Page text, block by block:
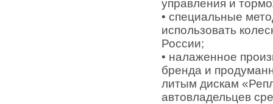
управления и
• специальные
использовать
России;
• налаженное
бренда и
литым дискам
автовладельцев